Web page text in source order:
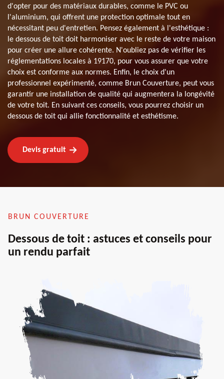
d'opter pour des matériaux durables, comme le PVC ou
l'aluminium, qui offrent une protection optimale tout en
nécessitant peu d'entretien. Pensez également à l'esthétique :
le dessous de toit doit harmoniser avec le reste de votre maison
pour créer une allure cohérente. N'oubliez pas de vérifier les
réglementations locales à 19170, pour vous assurer que votre
choix est conforme aux normes. Enfin, le choix d'un
professionnel expérimenté, comme Brun Couverture, peut vous
garantir une installation de qualité qui augmentera la longévité
de votre toit. En suivant ces conseils, vous pourrez choisir un
dessous de toit qui allie fonctionnalité et esthétisme.
Devis gratuit
BRUN COUVERTURE
Dessous de toit : astuces et conseils pour
un rendu parfait